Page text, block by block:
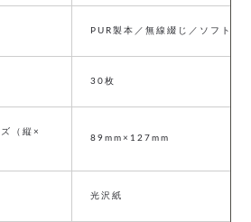
PUR製本／無線綴じ／ソフトカ
30枚
（縦×
89mm×127mm
光沢紙